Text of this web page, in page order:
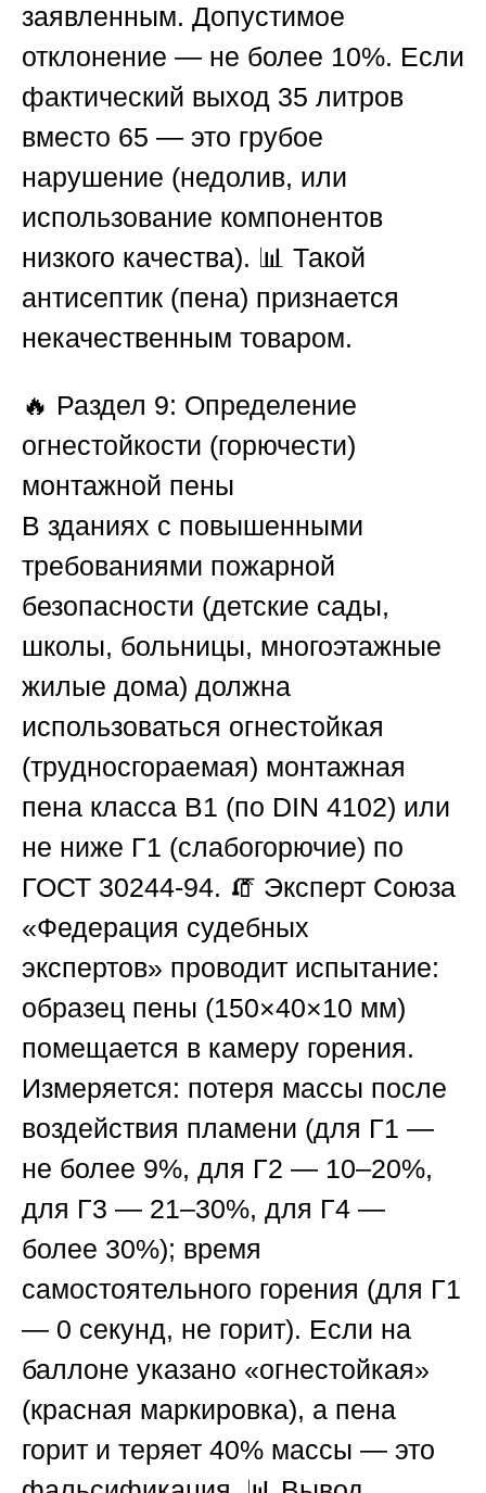
заявленным. Допустимое
отклонение — не более 10%. Если
фактический выход 35 литров
вместо 65 — это грубое
нарушение (недолив, или
использование компонентов
низкого качества). 📊 Такой
антисептик (пена) признается
некачественным товаром.
🔥 Раздел 9: Определение
огнестойкости (горючести)
монтажной пены
В зданиях с повышенными
требованиями пожарной
безопасности (детские сады,
школы, больницы, многоэтажные
жилые дома) должна
использоваться огнестойкая
(трудносгораемая) монтажная
пена класса В1 (по DIN 4102) или
не ниже Г1 (слабогорючие) по
ГОСТ 30244-94. 🧯 Эксперт Союза
«Федерация судебных
экспертов» проводит испытание:
образец пены (150×40×10 мм)
помещается в камеру горения.
Измеряется: потеря массы после
воздействия пламени (для Г1 —
не более 9%, для Г2 — 10–20%,
для Г3 — 21–30%, для Г4 —
более 30%); время
самостоятельного горения (для Г1
— 0 секунд, не горит). Если на
баллоне указано «огнестойкая»
(красная маркировка), а пена
горит и теряет 40% массы — это